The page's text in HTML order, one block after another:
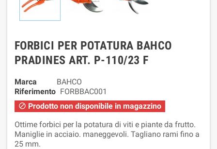
FORBICI PER POTATURA BAHCO
PRADINES ART. P-110/23 F
Marca
BAHCO
Riferimento FORBBAC001
 Prodotto non disponibile in magazzino
Ottime forbici per la potatura di viti e piante da frutto.
Maniglie in acciaio. maneggevoli. Tagliano rami fino a
25 mm.